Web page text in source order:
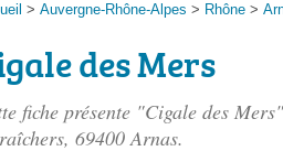
> Auvergne-Rhône-Alpes > Rhône >
des Mers
fiche présente "Cigale des
, 69400 Arnas.